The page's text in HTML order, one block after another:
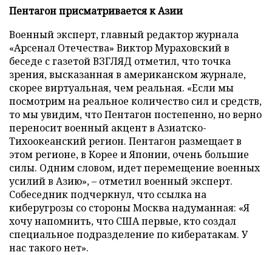
Пентагон присматривается к Азии
Военный эксперт, главный редактор журнала
«Арсенал Отечества» Виктор Мураховский в
беседе с газетой ВЗГЛЯД отметил, что точка
зрения, высказанная в американском журнале,
скорее виртуальная, чем реальная. «Если мы
посмотрим на реальное количество сил и средств,
то мы увидим, что Пентагон постепенно, но верно
переносит военный акцент в Азиатско-
Тихоокеанский регион. Пентагон размещает в
этом регионе, в Корее и Японии, очень большие
силы. Одним словом, идет перемещение военных
усилий в Азию», – отметил военный эксперт.
Собеседник подчеркнул, что ссылка на
киберугрозы со стороны Москва надуманная: «Я
хочу напомнить, что США первые, кто создал
специальное подразделение по кибератакам. У
нас такого нет».